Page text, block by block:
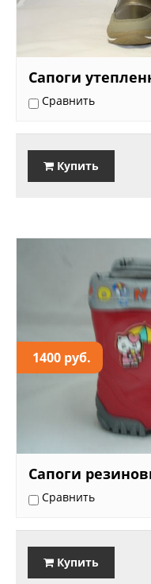
Сапоги
Сравнить
Купить
1400 руб.
Сапоги
Сравнить
Купить